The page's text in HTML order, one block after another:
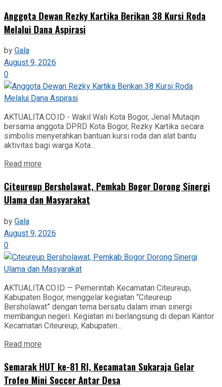
Anggota Dewan Rezky Kartika Berikan 38 Kursi Roda
Melalui Dana Aspirasi
byGala
August 9, 2026
0
AKTUALITA.CO.ID - Wakil Wali Kota Bogor, Jenal Mutaqin
bersama anggota DPRD Kota Bogor, Rezky Kartika secara
simbolis menyerahkan bantuan kursi roda dan alat bantu
aktivitas bagi warga Kota...
Read more
Citeureup Bersholawat, Pemkab Bogor Dorong Sinergi
Ulama dan Masyarakat
byGala
August 9, 2026
0
AKTUALITA.CO.ID — Pemerintah Kecamatan Citeureup,
Kabupaten Bogor, menggelar kegiatan “Citeureup
Bersholawat” dengan tema bersatu dalam iman sinergi
membangun negeri. Kegiatan ini berlangsung di depan Kantor
Kecamatan Citeureup, Kabupaten...
Read more
Semarak HUT ke-81 RI, Kecamatan Sukaraja Gelar
Trofeo Mini Soccer Antar Desa